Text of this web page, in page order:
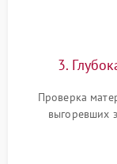
3.
Проверка
выгоревших
всасывания.